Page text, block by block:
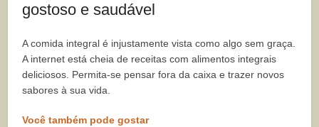
gostoso e saudável
A comida integral é injustamente vista como algo sem graça.
A internet está cheia de receitas com alimentos integrais
deliciosos. Permita-se pensar fora da caixa e trazer novos
sabores à sua vida.
Você também pode gostar